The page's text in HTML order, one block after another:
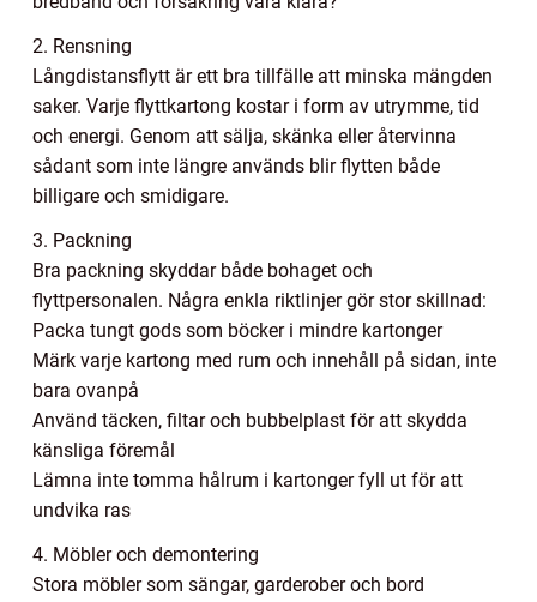
2. Rensning
Långdistansflytt är ett bra tillfälle att minska mängden
saker. Varje flyttkartong kostar i form av utrymme, tid
och energi. Genom att sälja, skänka eller återvinna
sådant som inte längre används blir flytten både
billigare och smidigare.
3. Packning
Bra packning skyddar både bohaget och
flyttpersonalen. Några enkla riktlinjer gör stor skillnad:
Packa tungt gods som böcker i mindre kartonger
Märk varje kartong med rum och innehåll på sidan, inte
bara ovanpå
Använd täcken, filtar och bubbelplast för att skydda
känsliga föremål
Lämna inte tomma hålrum i kartonger fyll ut för att
undvika ras
4. Möbler och demontering
Stora möbler som sängar, garderober och bord